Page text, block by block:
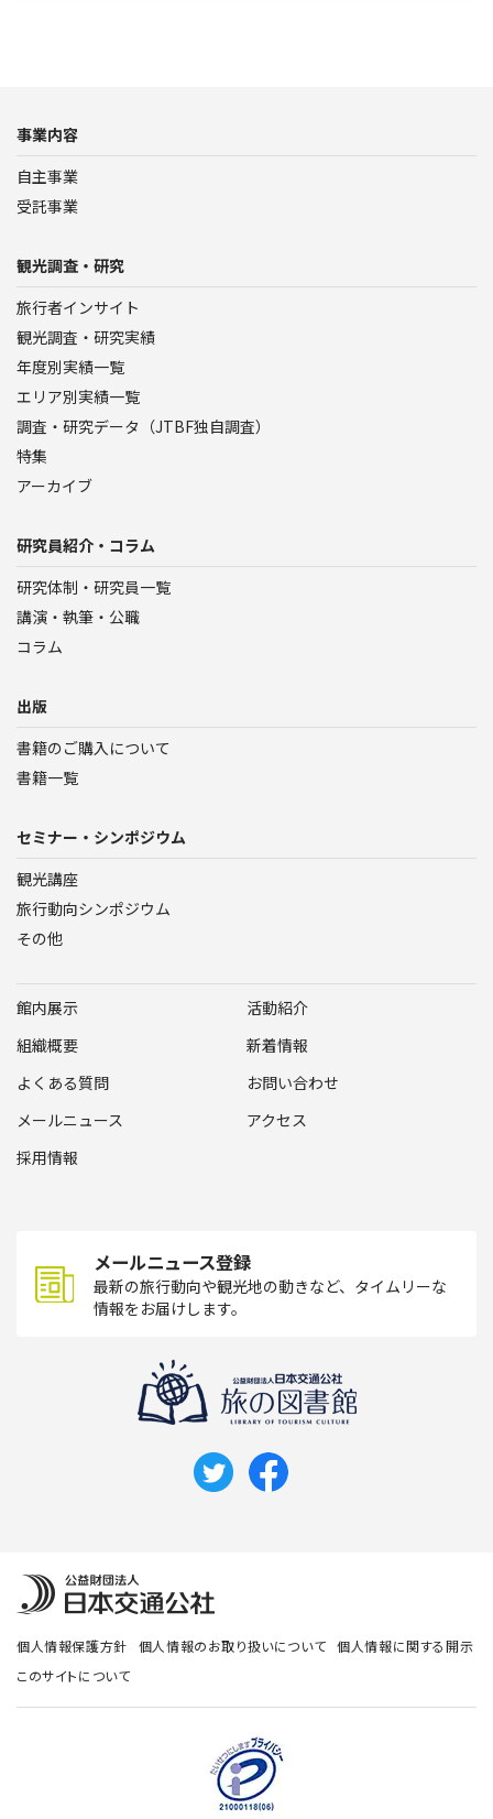
事業内容
自主事業
受託事業
観光調査・研究
旅行者インサイト
観光調査・研究実績
年度別実績一覧
エリア別実績一覧
調査・研究データ（JTBF独自調査）
特集
アーカイブ
研究員紹介・コラム
研究体制・研究員一覧
講演・執筆・公職
コラム
出版
書籍のご購入について
書籍一覧
セミナー・シンポジウム
観光講座
旅行動向シンポジウム
その他
館内展示
活動紹介
組織概要
新着情報
よくある質問
お問い合わせ
メールニュース
アクセス
採用情報
メールニュース登録
最新の旅行動向や観光地の動きなど、タイムリーな
情報をお届けします。
個人情報保護方針 個人情報のお取り扱いについて
個人情報に関する開示
このサイトについて